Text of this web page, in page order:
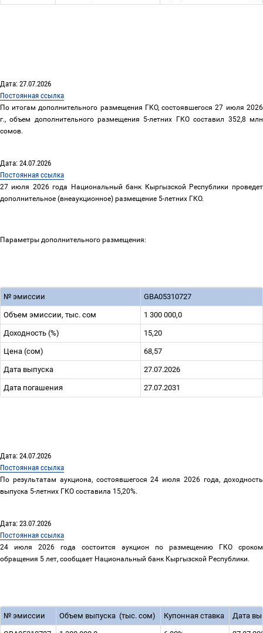
Дата: 27.07.2026
Постоянная ссылка
По итогам дополнительного размещения ГКО, состоявшегося 27 июля 2026
г., объем дополнительного размещения 5-летних ГКО составил 352,8 млн
сомов.
Дата: 24.07.2026
Постоянная ссылка
27 июля 2026 года Национальный банк Кыргызской Республики проведет
дополнительное (внеаукционное) размещение 5-летних ГКО.
Параметры дополнительного размещения:
№ эмиссии GBА05310727
Объем эмиссии, тыс. сом 1 300 000,0
Доходность (%) 15,20
Цена (сом) 68,57
Дата выпуска 27.07.2026
Дата погашения 27.07.2031
Дата: 24.07.2026
Постоянная ссылка
По результатам аукциона, состоявшегося 24 июля 2026 года, доходность
выпуска 5-летних ГКО составила 15,20%.
Дата: 23.07.2026
Постоянная ссылка
24 июля 2026 года состоится аукцион по размещению ГКО сроком
обращения 5 лет, сообщает Национальный банк Кыргызской Республики.
№ эмиссии Объем выпуска (тыс. сом) Купонная ставка Дата